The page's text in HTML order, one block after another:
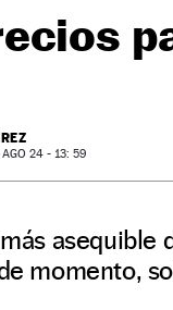
24 - 13: 59
asequible
momento,